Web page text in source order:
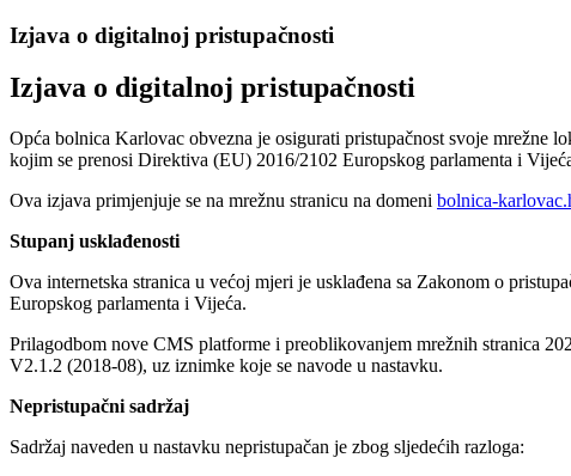
Izjava o digitalnoj pristupačnosti
Izjava o digitalnoj pristupačnosti
Opća bolnica Karlovac obvezna je osigurati pristupačnost svoje mrežne
kojim se prenosi Direktiva (EU) 2016/2102 Europskog parlamenta i
Ova izjava primjenjuje se na mrežnu stranicu na domeni bolnica-
Stupanj usklađenosti
Ova internetska stranica u većoj mjeri je usklađena sa Zakonom o
Europskog parlamenta i Vijeća.
Prilagodbom nove CMS platforme i preoblikovanjem mrežnih stranica
V2.1.2 (2018-08), uz iznimke koje se navode u nastavku.
Nepristupačni sadržaj
Sadržaj naveden u nastavku nepristupačan je zbog sljedećih razloga: